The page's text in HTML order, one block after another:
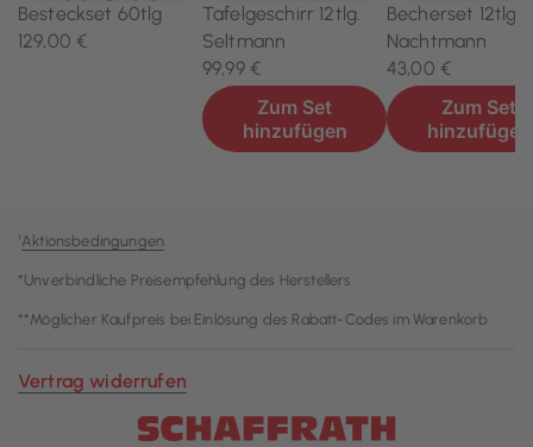
¹Aktionsbedingungen
*Unverbindliche Preisempfehlung des Herstellers
**Möglicher Kaufpreis bei Einlösung des Rabatt-Codes im Warenkorb
Vertrag widerrufen